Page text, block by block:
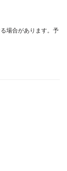
場合があります。予